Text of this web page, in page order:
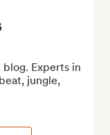
Experts in
jungle,